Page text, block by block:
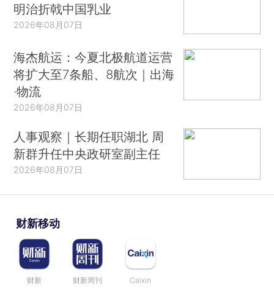
明治折戟中国乳业
2026年08月07日
海杰航运：今夏北极航道运营
将扩大至7条船、8航次｜出海
·物流
2026年08月07日
人事观察｜长期任职湖北 周
新群升任中央政研室副主任
2026年08月07日
财新移动
财新 财新周刊 Caixin